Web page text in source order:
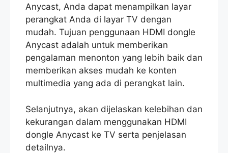
Anycast, Anda dapat menampilkan layar
perangkat Anda di layar TV dengan
mudah. Tujuan penggunaan HDMI dongle
Anycast adalah untuk memberikan
pengalaman menonton yang lebih baik dan
memberikan akses mudah ke konten
multimedia yang ada di perangkat lain.
Selanjutnya, akan dijelaskan kelebihan dan
kekurangan dalam menggunakan HDMI
dongle Anycast ke TV serta penjelasan
detailnya.